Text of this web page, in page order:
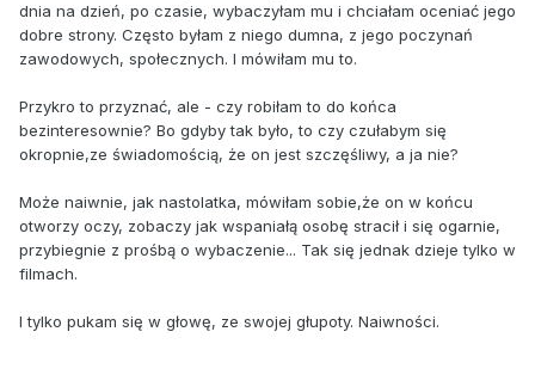
dnia na dzień, po czasie, wybaczyłam mu i chciałam oceniać jego
dobre strony. Często byłam z niego dumna, z jego poczynań
zawodowych, społecznych. I mówiłam mu to.
Przykro to przyznać, ale - czy robiłam to do końca
bezinteresownie? Bo gdyby tak było, to czy czułabym się
okropnie,ze świadomością, że on jest szczęśliwy, a ja nie?
Może naiwnie, jak nastolatka, mówiłam sobie,że on w końcu
otworzy oczy, zobaczy jak wspaniałą osobę stracił i się ogarnie,
przybiegnie z prośbą o wybaczenie... Tak się jednak dzieje tylko w
filmach.
I tylko pukam się w głowę, ze swojej głupoty. Naiwności.